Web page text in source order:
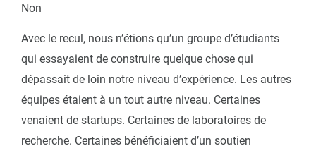
Non
Avec le recul, nous n’étions qu’un groupe d’étudiants
qui essayaient de construire quelque chose qui
dépassait de loin notre niveau d’expérience. Les autres
équipes étaient à un tout autre niveau. Certaines
venaient de startups. Certaines de laboratoires de
recherche. Certaines bénéficiaient d’un soutien